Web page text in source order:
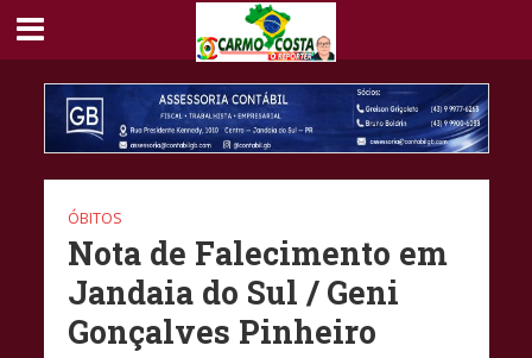
ÓBITOS
Nota de Falecimento em
Jandaia do Sul / Geni
Gonçalves Pinheiro